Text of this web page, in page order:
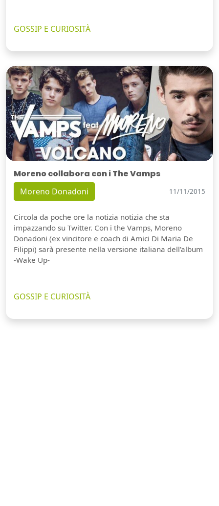
GOSSIP E CURIOSITÀ
Moreno collabora con i The Vamps
Moreno Donadoni 11/11/2015
Circola da poche ore la notizia notizia che sta
impazzando su Twitter. Con i the Vamps, Moreno
Donadoni (ex vincitore e coach di Amici Di Maria De
Filippi) sarà presente nella versione italiana dell'album
-Wake Up-
GOSSIP E CURIOSITÀ